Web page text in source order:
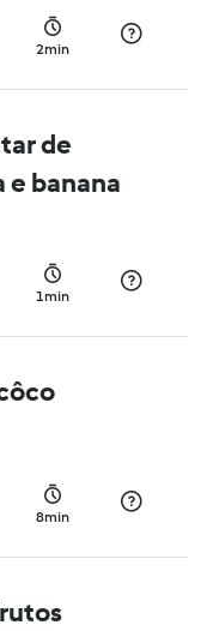
2min
de
e banana
1min
8min